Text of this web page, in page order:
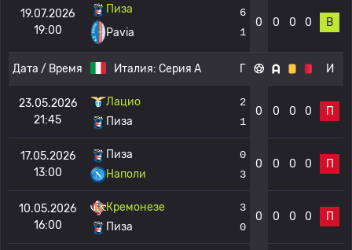
19.07.2026
19:00
Пиза
Pavia
6
1
0 0 0 0 В
Дата / Время Италия: Серия А Г И
23.05.2026
21:45
Лацио
Пиза
2
1
0 0 0 0 П
17.05.2026
13:00
Пиза
Наполи
0
3
0 0 0 0 П
10.05.2026
16:00
Кремонезе
Пиза
3
0
0 0 0 0 П